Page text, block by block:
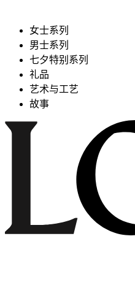
女士系列
男士系列
七夕特别系列
礼品
艺术与工艺
故事